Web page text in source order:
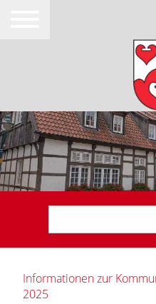
Informationen zur
2025